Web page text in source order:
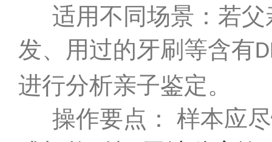
适用不同场景：若
发、用过的牙刷等含有
进行分析亲子鉴定。
操作要点： 样本应